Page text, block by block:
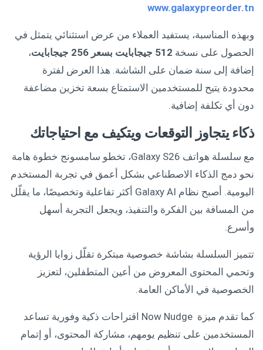
www.galaxypreorder.tn
وبهذه المناسبة، يستفيد العملاء من عرض استثنائي يتمثل في
الحصول على نسخة 512 جيجابايت بسعر 256 جيجابايت
،
إضافة إلى سنة ضمان على الشاشة. هذا العرض لفترة
محدودة يتيح للمستخدمين الاستمتاع بسعة تخزين مضاعفة
دون أي تكلفة إضافية.
ذكاء يتجاوز التوقعات ويتكيف مع احتياجاتك
مع سلسلة هواتف Galaxy S26، تخطو سامسونج خطوة هامة
نحو دمج الذكاء الاصطناعي بشكل أعمق في تجربة المستخدم
اليومية. أصبح نظام Galaxy AI أكثر تفاعلية وتخصيصًا، ما يقلّل
من المسافة بين الفكرة والتنفيذ، ويجعل التجربة أسهل
وأسرع.
تتميز السلسلة بشاشة خصوصية مبتكرة تقلّل زوايا الرؤية
وتحمي المحتوى المعروض من أعين المتطفلين، لتعزيز
الخصوصية في الأماكن العامة.
كما تقدم ميزة Now Nudge اقتراحات ذكية وفورية تساعد
المستخدمين على تنظيم يومهم، مشاركة المحتوى، أو إتمام